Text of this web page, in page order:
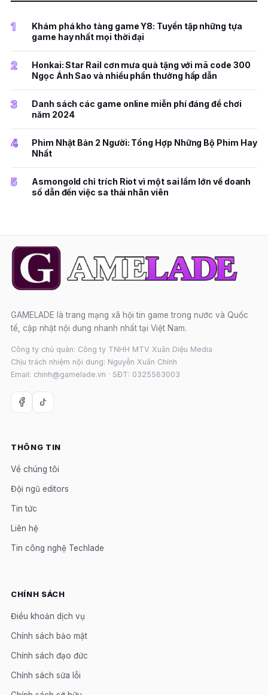
1
Khám phá kho tàng game Y8: Tuyển tập những tựa
game hay nhất mọi thời đại
2
Honkai: Star Rail cơn mưa quà tặng với mã code 300
Ngọc Ánh Sao và nhiều phần thưởng hấp dẫn
3
Danh sách các game online miễn phí đáng để chơi
năm 2024
4
Phim Nhật Bản 2 Người: Tổng Hợp Những Bộ Phim Hay
Nhất
5
Asmongold chỉ trích Riot vì một sai lầm lớn về doanh
số dẫn đến việc sa thải nhân viên
GAMELADE là trang mạng xã hội tin game trong nước và Quốc
tế, cập nhật nội dung nhanh nhất tại Việt Nam.
Công ty chủ quản: Công ty TNHH MTV Xuân Diệu Media
Chịu trách nhiệm nội dung: Nguyễn Xuân Chính
Email: chinh@gamelade.vn · SĐT: 0325563003
THÔNG TIN
Về chúng tôi
Đội ngũ editors
Tin tức
Liên hệ
Tin công nghệ Techlade
CHÍNH SÁCH
Điều khoản dịch vụ
Chính sách bảo mật
Chính sách đạo đức
Chính sách sửa lỗi